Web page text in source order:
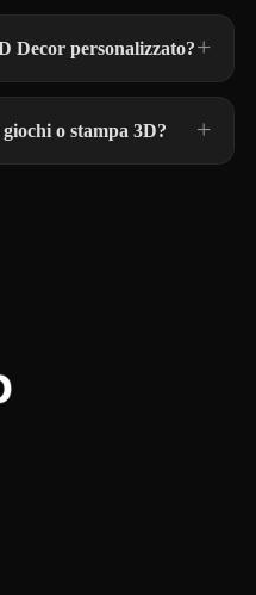
Decor personalizzato?
o stampa 3D?